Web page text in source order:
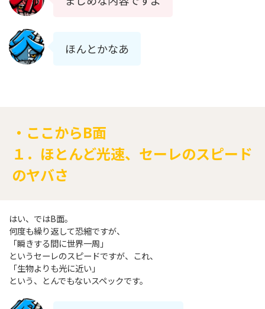
ほんとかなあ
・ここからB面
１．ほとんど光速、セーレのスピード
のヤバさ
はい、ではB面。
何度も繰り返して恐縮ですが、
「瞬きする間に世界一周」
というセーレのスピードですが、これ、
「生物よりも光に近い」
という、とんでもないスペックです。